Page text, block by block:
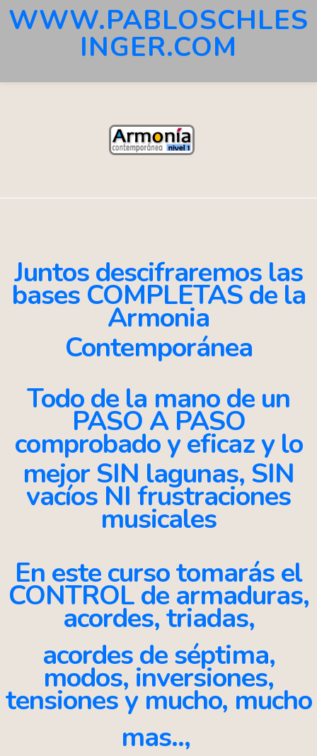
WWW.PABLOSCHLES
INGER.COM
Juntos descifraremos las
bases COMPLETAS de la
Armonia
Contemporánea
Todo de la mano de un
PASO A PASO
comprobado y eficaz y lo
mejorSIN lagunas, SIN
vacíos NI frustraciones
musicales
En este curso tomarás el
CONTROL de armaduras,
acordes, triadas,
acordes deséptima,
modos, inversiones,
tensiones y mucho, mucho
mas..,